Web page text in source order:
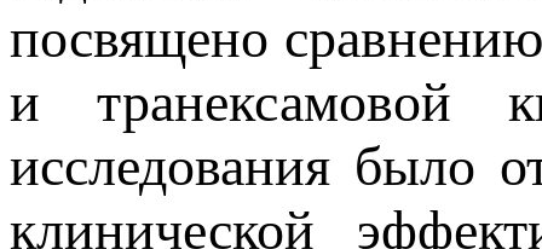
посвящено
и транексамовой
исследования было
клинической